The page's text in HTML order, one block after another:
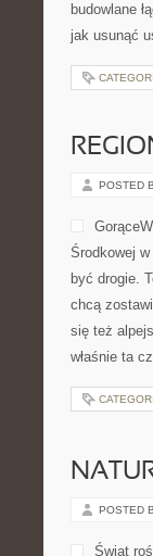
budowlane
jak usunąć
POSTED
Środkowej
być drogie.
chcą
się też
właśnie ta
POSTED
Świat